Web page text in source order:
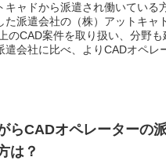
キャドから派遣され働いている
た派遣会社の（株）アットキャ
のCAD案件を取り扱い、分野
遣会社に比べ、よりCADオペレ
らCADオペレーターの
は？